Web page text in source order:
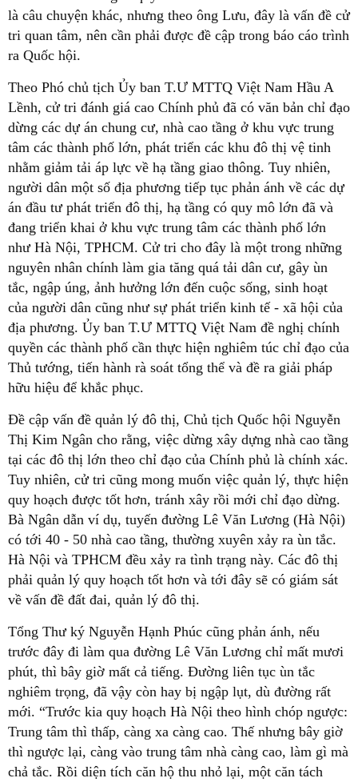
là câu chuyện khác, nhưng theo ông Lưu, đây là vấn đề cử
tri quan tâm, nên cần phải được đề cập trong báo cáo trình
ra Quốc hội.
Theo Phó chủ tịch Ủy ban T.Ư MTTQ Việt Nam Hầu A
Lềnh, cử tri đánh giá cao Chính phủ đã có văn bản chỉ đạo
dừng các dự án chung cư, nhà cao tầng ở khu vực trung
tâm các thành phố lớn, phát triển các khu đô thị vệ tinh
nhằm giảm tải áp lực về hạ tầng giao thông. Tuy nhiên,
người dân một số địa phương tiếp tục phản ánh về các dự
án đầu tư phát triển đô thị, hạ tầng có quy mô lớn đã và
đang triển khai ở khu vực trung tâm các thành phố lớn
như Hà Nội, TPHCM. Cử tri cho đây là một trong những
nguyên nhân chính làm gia tăng quá tải dân cư, gây ùn
tắc, ngập úng, ảnh hưởng lớn đến cuộc sống, sinh hoạt
của người dân cũng như sự phát triển kinh tế - xã hội của
địa phương. Ủy ban T.Ư MTTQ Việt Nam đề nghị chính
quyền các thành phố cần thực hiện nghiêm túc chỉ đạo của
Thủ tướng, tiến hành rà soát tổng thể và đề ra giải pháp
hữu hiệu để khắc phục.
Đề cập vấn đề quản lý đô thị, Chủ tịch Quốc hội Nguyễn
Thị Kim Ngân cho rằng, việc dừng xây dựng nhà cao tầng
tại các đô thị lớn theo chỉ đạo của Chính phủ là chính xác.
Tuy nhiên, cử tri cũng mong muốn việc quản lý, thực hiện
quy hoạch được tốt hơn, tránh xây rồi mới chỉ đạo dừng.
Bà Ngân dẫn ví dụ, tuyến đường Lê Văn Lương (Hà Nội)
có tới 40 - 50 nhà cao tầng, thường xuyên xảy ra ùn tắc.
Hà Nội và TPHCM đều xảy ra tình trạng này. Các đô thị
phải quản lý quy hoạch tốt hơn và tới đây sẽ có giám sát
về vấn đề đất đai, quản lý đô thị.
Tổng Thư ký Nguyễn Hạnh Phúc cũng phản ánh, nếu
trước đây đi làm qua đường Lê Văn Lương chỉ mất mươi
phút, thì bây giờ mất cả tiếng. Đường liên tục ùn tắc
nghiêm trọng, đã vậy còn hay bị ngập lụt, dù đường rất
mới. “Trước kia quy hoạch Hà Nội theo hình chóp ngược:
Trung tâm thì thấp, càng xa càng cao. Thế nhưng bây giờ
thì ngược lại, càng vào trung tâm nhà càng cao, làm gì mà
chả tắc. Rồi diện tích căn hộ thu nhỏ lại, một căn tách